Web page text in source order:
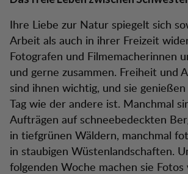
Ihre Liebe zur Natur spiegelt sich
Arbeit als auch in ihrer Freizeit
Fotografen und Filmemacherinnen
und gerne zusammen. Freiheit und
sind ihnen wichtig, und sie genießen
Tag wie der andere ist. Manchmal
Aufträgen auf schneebedeckten
in tiefgrünen Wäldern, manchmal
in staubigen Wüstenlandschaften.
folgenden Woche machen sie